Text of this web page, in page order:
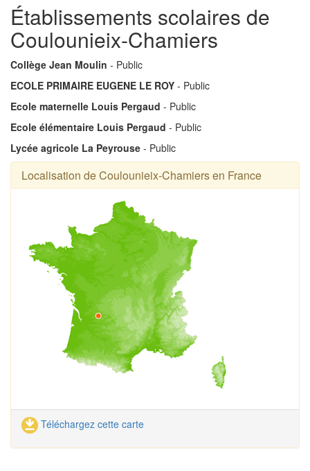
Établissements scolaires de
Coulounieix-Chamiers
Collège Jean Moulin - Public
ECOLE PRIMAIRE EUGENE LE ROY - Public
Ecole maternelle Louis Pergaud - Public
Ecole élémentaire Louis Pergaud - Public
Lycée agricole La Peyrouse - Public
Localisation de Coulounieix-Chamiers en France
Téléchargez cette carte